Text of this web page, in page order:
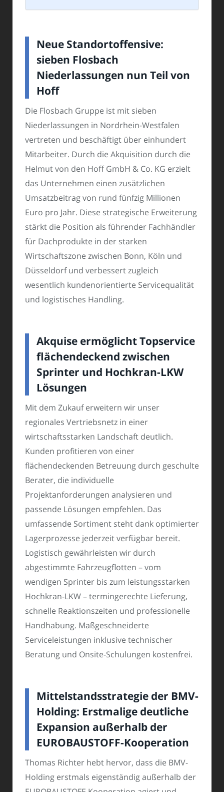
Neue Standortoffensive:
sieben Flosbach
Niederlassungen nun Teil von
Hoff
Die Flosbach Gruppe ist mit sieben
Niederlassungen in Nordrhein-Westfalen
vertreten und beschäftigt über einhundert
Mitarbeiter. Durch die Akquisition durch die
Helmut von den Hoff GmbH & Co. KG erzielt
das Unternehmen einen zusätzlichen
Umsatzbeitrag von rund fünfzig Millionen
Euro pro Jahr. Diese strategische Erweiterung
stärkt die Position als führender Fachhändler
für Dachprodukte in der starken
Wirtschaftszone zwischen Bonn, Köln und
Düsseldorf und verbessert zugleich
wesentlich kundenorientierte Servicequalität
und logistisches Handling.
Akquise ermöglicht Topservice
flächendeckend zwischen
Sprinter und Hochkran-LKW
Lösungen
Mit dem Zukauf erweitern wir unser
regionales Vertriebsnetz in einer
wirtschaftsstarken Landschaft deutlich.
Kunden profitieren von einer
flächendeckenden Betreuung durch geschulte
Berater, die individuelle
Projektanforderungen analysieren und
passende Lösungen empfehlen. Das
umfassende Sortiment steht dank optimierter
Lagerprozesse jederzeit verfügbar bereit.
Logistisch gewährleisten wir durch
abgestimmte Fahrzeugflotten – vom
wendigen Sprinter bis zum leistungsstarken
Hochkran-LKW – termingerechte Lieferung,
schnelle Reaktionszeiten und professionelle
Handhabung. Maßgeschneiderte
Serviceleistungen inklusive technischer
Beratung und Onsite-Schulungen kostenfrei.
Mittelstandsstrategie der BMV-
Holding: Erstmalige deutliche
Expansion außerhalb der
EUROBAUSTOFF-Kooperation
Thomas Richter hebt hervor, dass die BMV-
Holding erstmals eigenständig außerhalb der